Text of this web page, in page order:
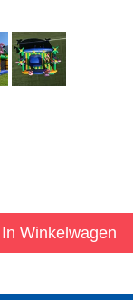
In Winkelwagen